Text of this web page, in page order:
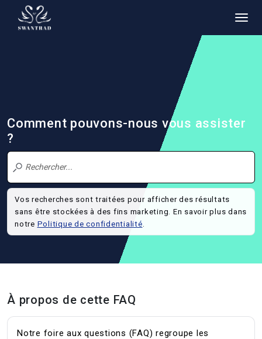
Comment pouvons-nous vous assister
?
Vos recherches sont traitées pour afficher des résultats
sans être stockées à des fins marketing. En savoir plus dans
notre Politique de confidentialité.
À propos de cette FAQ
Notre foire aux questions (FAQ) regroupe les